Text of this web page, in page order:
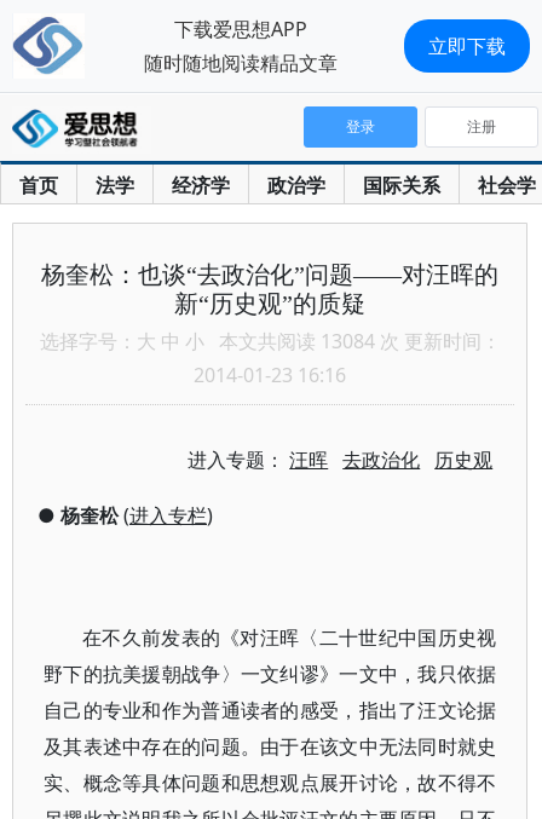
首页 法学 经济学 政治学 国际关系 社会学
登录 注册
杨奎松：也谈“去政治化”问题——对汪晖的
新“历史观”的质疑
选择字号： 大 中 小 本文共阅读 13084 次 更新时间：
2014-01-23 16:16
进入专题：汪晖 去政治化 历史观
● 杨奎松(进入专栏)
在不久前发表的《对汪晖〈二十世纪中国历史视
野下的抗美援朝战争〉一文纠谬》一文中，我只依据
自己的专业和作为普通读者的感受，指出了汪文论据
及其表述中存在的问题。由于在该文中无法同时就史
实、概念等具体问题和思想观点展开讨论，故不得不
下载爱思想APP
随时随地阅读精品文章
立即下载